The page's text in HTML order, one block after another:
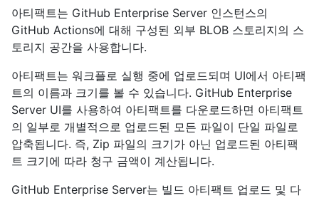
아티팩트는 GitHub Enterprise Server 인스턴스의
GitHub Actions에 대해 구성된 외부 BLOB 스토리지의 스
토리지 공간을 사용합니다.
아티팩트는 워크플로 실행 중에 업로드되며 UI에서 아티팩
트의 이름과 크기를 볼 수 있습니다. GitHub Enterprise
Server UI를 사용하여 아티팩트를 다운로드하면 아티팩트
의 일부로 개별적으로 업로드된 모든 파일이 단일 파일로
압축됩니다. 즉, Zip 파일의 크기가 아닌 업로드된 아티팩
트 크기에 따라 청구 금액이 계산됩니다.
GitHub Enterprise Server는 빌드 아티팩트 업로드 및 다